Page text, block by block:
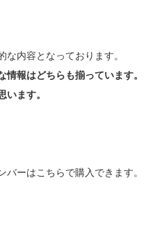
な内容となっております。
報はどちらも揃っています。
います。
ーはこちらで購入できます。